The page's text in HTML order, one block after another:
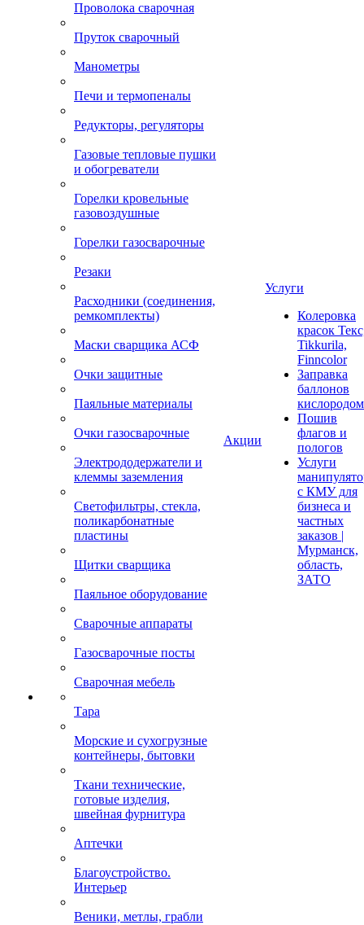
Проволока сварочная
Пруток сварочный
Манометры
Печи и термопеналы
Редукторы, регуляторы
Газовые тепловые пушки
и обогреватели
Горелки кровельные
газовоздушные
Горелки газосварочные
Резаки
Расходники (соединения,
ремкомплекты)
Маски сварщика АСФ
Очки защитные
Паяльные материалы
Очки газосварочные
Электрододержатели и
клеммы заземления
Светофильтры, стекла,
поликарбонатные
пластины
Щитки сварщика
Паяльное оборудование
Сварочные аппараты
Газосварочные посты
Сварочная мебель
Тара
Морские и сухогрузные
контейнеры, бытовки
Ткани технические,
готовые изделия,
швейная фурнитура
Аптечки
Благоустройство.
Интерьер
Веники, метлы, грабли
Акции
Услуги
Колеровка
красок
Tikkurila,
Finncolor
Заправка
баллонов
кислородом
Пошив
флагов и
пологов
Услуги
с КМУ для
бизнеса и
частных
заказов |
Мурманск,
область,
ЗАТО